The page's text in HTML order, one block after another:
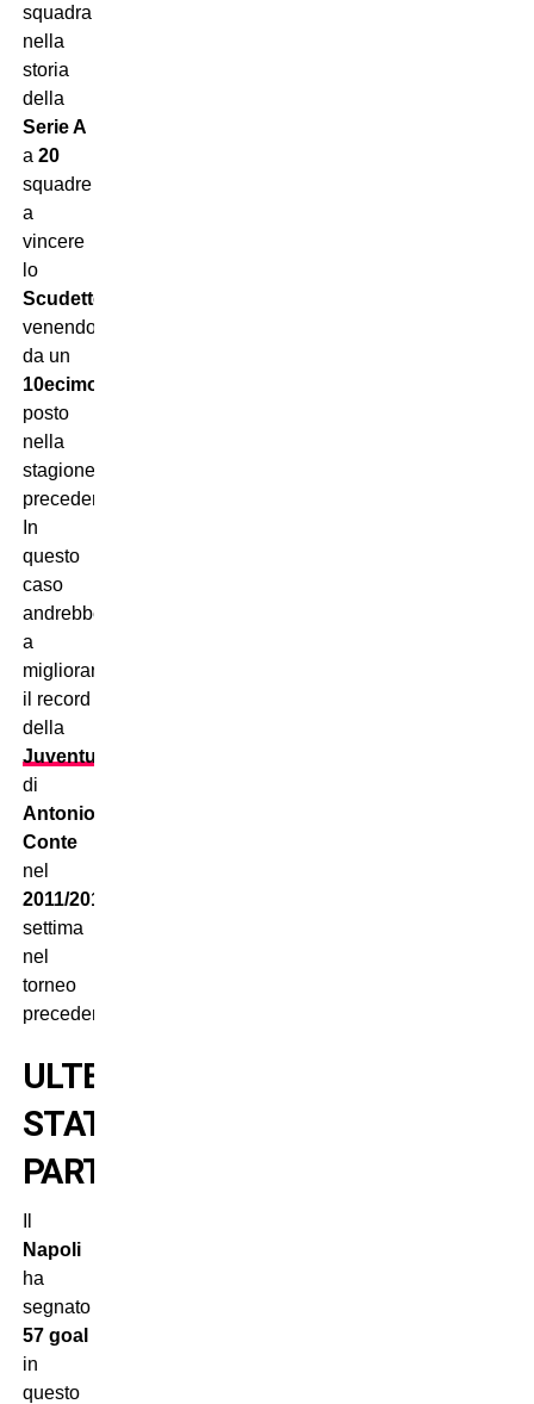
squadra
nella
storia
della
Serie A
a 20
squadre
a
vincere
lo
Scudetto
venendo
da un
10ecimo
posto
nella
stagione
precedente.
In
questo
caso
andrebbero
a
migliorare
il record
della
Juventus
di
Antonio
Conte
nel
2011/2012
settima
nel
torneo
precedente.
ULTERIORI
STATISTICHE
PARTENOPEE
Napoli
ha
segnato
57 goal
in
questo